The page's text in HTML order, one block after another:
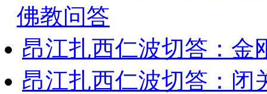
佛教问答
昂江扎西仁波切答：金
昂江扎西仁波切答：闭